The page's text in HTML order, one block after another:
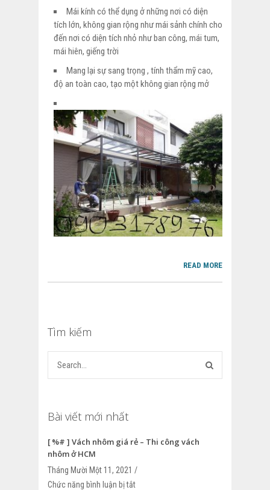
Mái kính có thể dụng ở những nơi có diện
tích lớn, không gian rộng như mái sảnh chính cho
đến nơi có diện tích nhỏ như ban công, mái tum,
mái hiên, giếng trời
Mang lại sự sang trọng , tính thẩm mỹ cao,
độ an toàn cao, tạo một không gian rộng mở
READ MORE
Tìm kiếm
Bài viết mới nhất
[ %# ] Vách nhôm giá rẻ – Thi công vách
nhôm ở HCM
Tháng Mười Một 11, 2021 /
Chức năng bình luận bị tắt